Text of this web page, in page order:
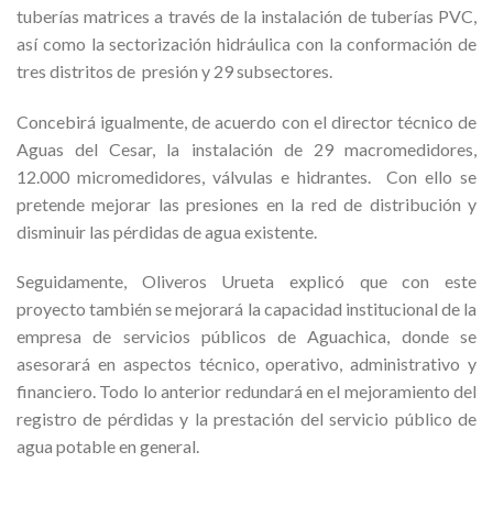
tuberías matrices a través de la instalación de tuberías PVC,
así como la sectorización hidráulica con la conformación de
tres distritos de presión y 29 subsectores.
Concebirá igualmente, de acuerdo con el director técnico de
Aguas del Cesar, la instalación de 29 macromedidores,
12.000 micromedidores, válvulas e hidrantes. Con ello se
pretende mejorar las presiones en la red de distribución y
disminuir las pérdidas de agua existente.
Seguidamente, Oliveros Urueta explicó que con este
proyecto también se mejorará la capacidad institucional de la
empresa de servicios públicos de Aguachica, donde se
asesorará en aspectos técnico, operativo, administrativo y
financiero. Todo lo anterior redundará en el mejoramiento del
registro de pérdidas y la prestación del servicio público de
agua potable en general.